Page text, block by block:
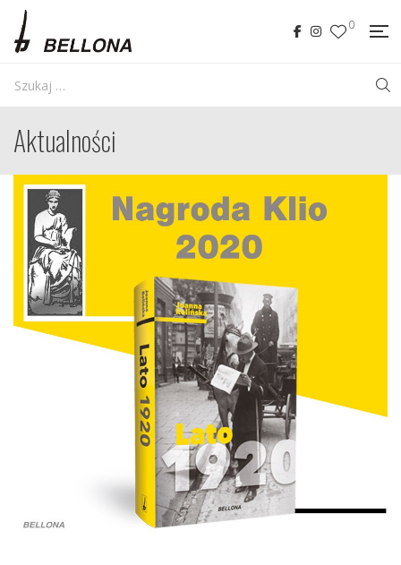
0
Aktualności